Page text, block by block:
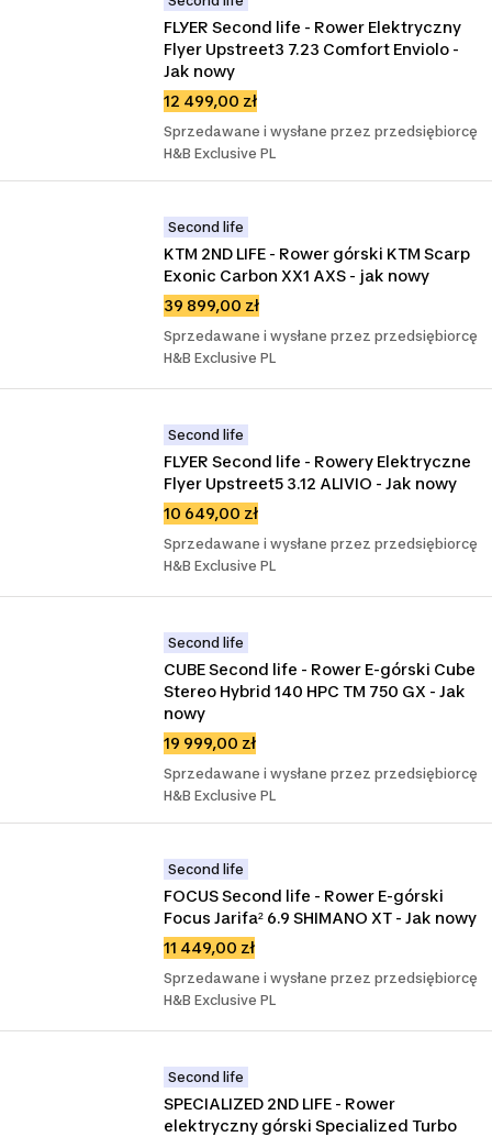
FLYER Second life - Rower Elektryczny
Flyer Upstreet3 7.23 Comfort Enviolo -
Jak nowy
12 499,00 zł
Sprzedawane i wysłane przez przedsiębiorcę
H&B Exclusive PL
Second life
KTM 2ND LIFE - Rower górski KTM Scarp
Exonic Carbon XX1 AXS - jak nowy
39 899,00 zł
Sprzedawane i wysłane przez przedsiębiorcę
H&B Exclusive PL
Second life
FLYER Second life - Rowery Elektryczne
Flyer Upstreet5 3.12 ALIVIO - Jak nowy
10 649,00 zł
Sprzedawane i wysłane przez przedsiębiorcę
H&B Exclusive PL
Second life
CUBE Second life - Rower E-górski Cube
Stereo Hybrid 140 HPC TM 750 GX - Jak
nowy
19 999,00 zł
Sprzedawane i wysłane przez przedsiębiorcę
H&B Exclusive PL
Second life
FOCUS Second life - Rower E-górski
Focus Jarifa² 6.9 SHIMANO XT - Jak nowy
11 449,00 zł
Sprzedawane i wysłane przez przedsiębiorcę
H&B Exclusive PL
Second life
SPECIALIZED 2ND LIFE - Rower
elektryczny górski Specialized Turbo